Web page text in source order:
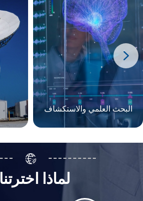
البحث العلمي والاستكشاف
لماذا